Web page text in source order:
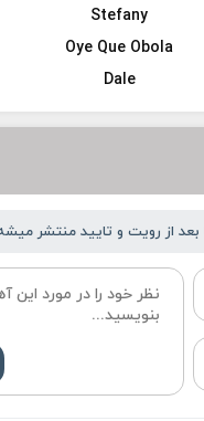
Stefany
Oye Que Obola
Dale
بعد از رویت و تایید منتشر